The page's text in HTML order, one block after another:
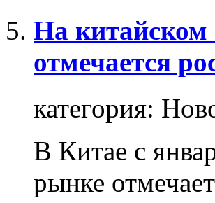
На китайском
отмечается
категория:
В Китае с
рынке